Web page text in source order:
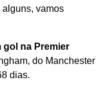
vamos
gol na Premier
do Manchester
dias.